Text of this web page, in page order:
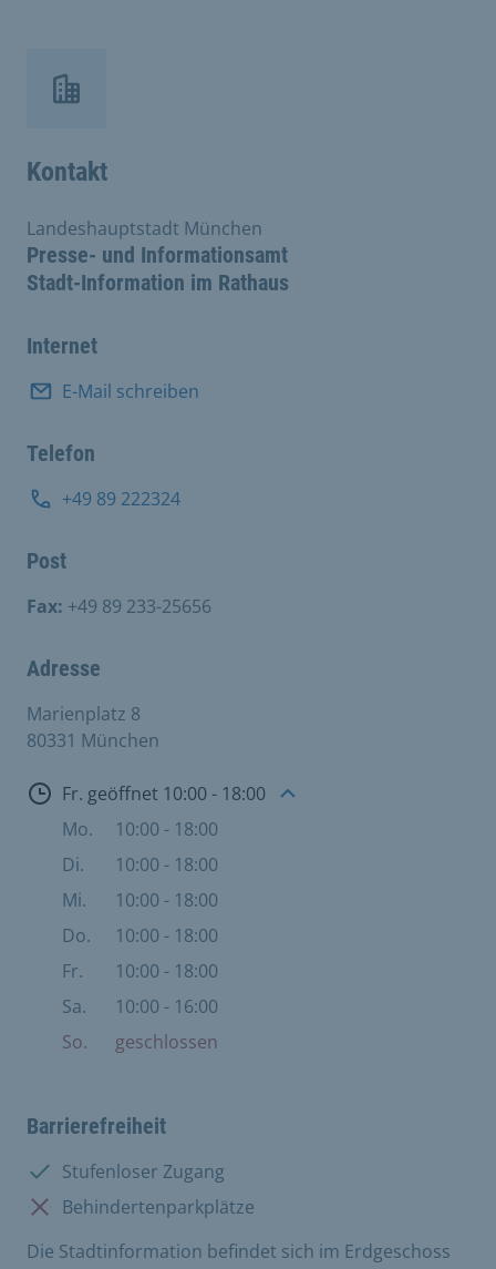
Kontakt
Presse- und Informationsamt
Stadt-Information im Rathaus
Landeshauptstadt München
Internet
E-Mail schreiben
Telefon
+49 89 222324
Post
Fax: +49 89 233-25656
Adresse
Marienplatz 8
80331 München
ÖffnungszeitenFr. geöffnet 10:00 - 18:00
Mo.
10:00 - 18:00
Di.
10:00 - 18:00
Mi.
10:00 - 18:00
Do.
10:00 - 18:00
Fr.
10:00 - 18:00
Sa.
10:00 - 16:00
So.
geschlossen
Barrierefreiheit
Vorhanden:
Stufenloser Zugang
Nicht vorhanden:
Behindertenparkplätze
Die Stadtinformation befindet sich im Erdgeschoss